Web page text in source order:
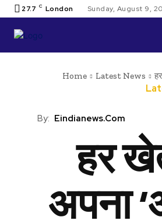
27.7 C London Sunday, August 9,
Home Latest News
By: Eindianews.com
हर
अपना